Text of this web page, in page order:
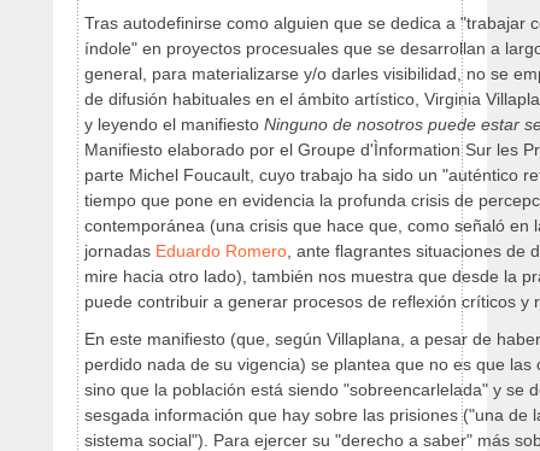
Tras autodefinirse como alguien que se dedica a "trabajar
índole" en proyectos procesuales que se desarrollan a
general, para materializarse y/o darles visibilidad, no se
de difusión habituales en el ámbito artístico, Virginia
y leyendo el manifiesto Ninguno de nosotros puede estar
Manifiesto elaborado por el Groupe d'Ìnformation Sur les
parte Michel Foucault, cuyo trabajo ha sido un "auténtico
tiempo que pone en evidencia la profunda crisis de
contemporánea (una crisis que hace que, como señaló en
jornadas Eduardo Romero , ante flagrantes situaciones de
mire hacia otro lado), también nos muestra que desde la
puede contribuir a generar procesos de reflexión críticos y
En este manifiesto (que, según Villaplana, a pesar de
perdido nada de su vigencia) se plantea que no es que
sino que la población está siendo "sobreencarlelada" y se
sesgada información que hay sobre las prisiones ("una de
sistema social"). Para ejercer su "derecho a saber" más